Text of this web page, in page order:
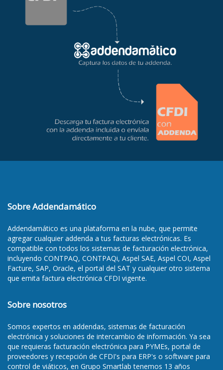
Sobre Addendamático
Addendamático es una plataforma en la nube, que permite
agregar cualquier addenda a tus facturas electrónicas. Es
compatible con todos los sistemas de facturación electrónica,
incluyendo CONTPAQ, CONTPAQi, Aspel SAE, Aspel COI, Aspel
Facture, SAP, Oracle, el portal del SAT y cualquier otro sistema
que emita factura electrónica CFDI vigente.
Sobre nosotros
Somos expertos en addendas, sistemas de facturación
electrónica y soluciones de intercambio de información. Ya sea
que requieras facturación electrónica para PYMEs, portal de
proveedores y recepción de CFDI's para ERP's o software para
control de viáticos, en Grupo Smartlab tenemos 13 años